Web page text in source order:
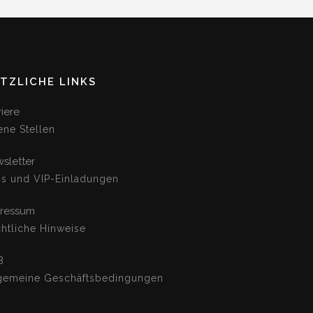
LINKS
Stellen
und VIP-Einladungen
Hinweise
Geschäftsbedingungen